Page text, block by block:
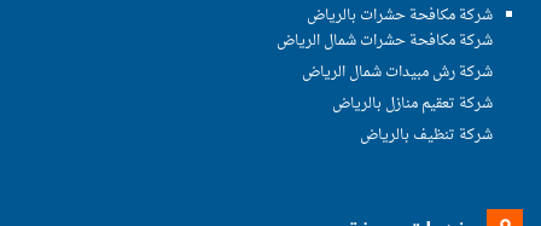
شركة مكافحة حشرات بالرياض
شركة مكافحة حشرات شمال الرياض
شركة رش مبيدات شمال الرياض
شركة تعقيم منازل بالرياض
شركة تنظيف بالرياض